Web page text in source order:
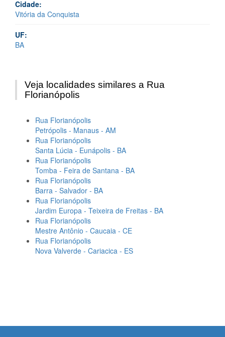
Cidade:
Vitória da Conquista
UF:
BA
Veja localidades similares a Rua
Florianópolis
Rua Florianópolis
Petrópolis - Manaus - AM
Rua Florianópolis
Santa Lúcia - Eunápolis - BA
Rua Florianópolis
Tomba - Feira de Santana - BA
Rua Florianópolis
Barra - Salvador - BA
Rua Florianópolis
Jardim Europa - Teixeira de Freitas - BA
Rua Florianópolis
Mestre Antônio - Caucaia - CE
Rua Florianópolis
Nova Valverde - Cariacica - ES